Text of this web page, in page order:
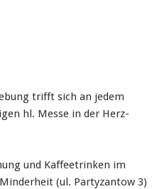
trifft sich an jedem
hl. Messe in der Herz-
und Kaffeetrinken im
(ul. Partyzantow 3)